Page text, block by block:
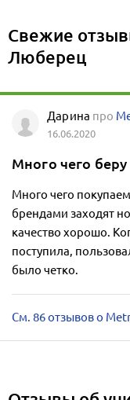
Свежие
Люберец
Дарина про
16.06.2020
Много чего беру
Много чего
брендами заходят
качество хорошо.
поступила,
было четко.
См. 86 отзывов о